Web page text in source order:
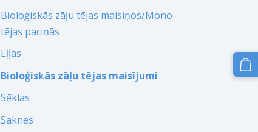
Bioloģiskās zāļu tējas maisiņos/Mono
tējas paciņās
Eļļas
Bioloģiskās zāļu tējas maisījumi
Sēklas
Saknes